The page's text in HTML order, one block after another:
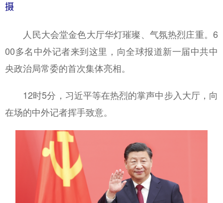
摄
人民大会堂金色大厅华灯璀璨、气氛热烈庄重。6
00多名中外记者来到这里，向全球报道新一届中共中
央政治局常委的首次集体亮相。
12时5分，习近平等在热烈的掌声中步入大厅，向
在场的中外记者挥手致意。